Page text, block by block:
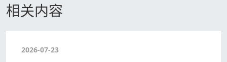
相关内容
2026-07-23